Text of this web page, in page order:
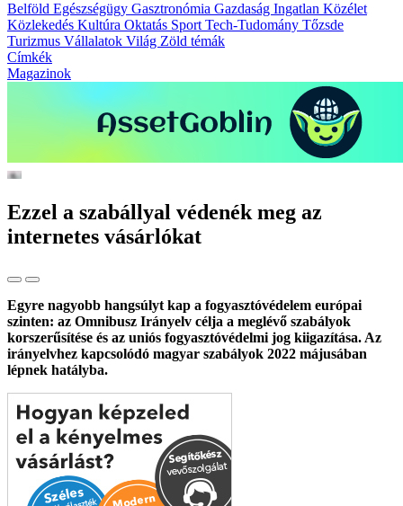
Belföld Egészségügy Gasztronómia Gazdaság Ingatlan Közélet
Közlekedés Kultúra Oktatás Sport Tech-Tudomány Tőzsde
Turizmus Vállalatok Világ Zöld témák
Címkék
Magazinok
Ezzel a szabállyal védenék meg az
internetes vásárlókat
Egyre nagyobb hangsúlyt kap a fogyasztóvédelem európai
szinten: az Omnibusz Irányelv célja a meglévő szabályok
korszerűsítése és az uniós fogyasztóvédelmi jog kiigazítása. Az
irányelvhez kapcsolódó magyar szabályok 2022 májusában
lépnek hatályba.